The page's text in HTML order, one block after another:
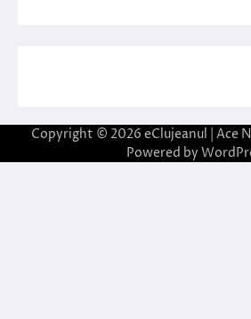
Copyright © 2026 eClujeanul | Ace
Powered by